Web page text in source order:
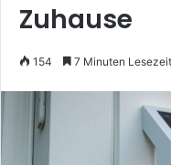
Zuhause
154 7 Minuten Lesezeit